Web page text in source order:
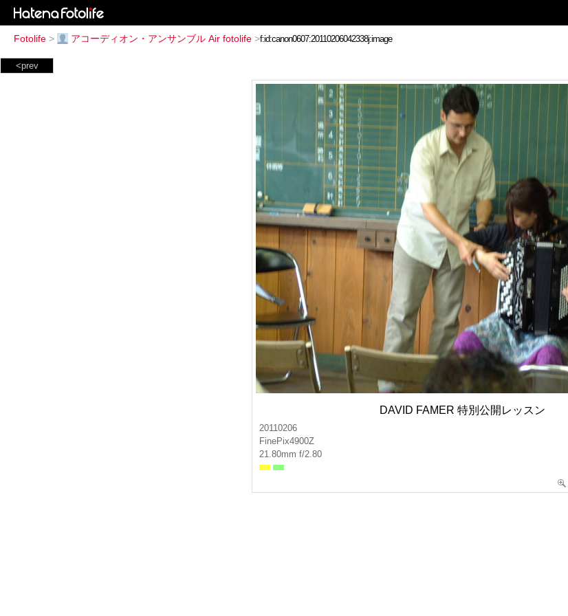
Fotolife > アコーディオン・アンサンブル Air fotolife >
<prev
DAVID FAMER 特別公開レッスン
20110206
FinePix4900Z
21.80mm f/2.80